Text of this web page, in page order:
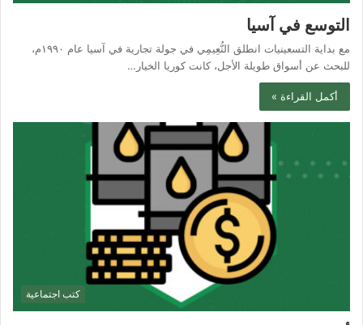
التوسع في آسيا
مع بداية التسعينيات انطلق النُّعِيمِي في جولة تجارية في آسيا عام ١٩٩٠م،
للبحث عن أسواق طويلة الأجل، كانت كوريا الخيار…
أكمل القراءة »
كتب اجتماعية